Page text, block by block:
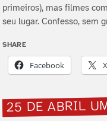
primeiros), mas filmes
seu lugar. Confesso, sem
SHARE
Facebook X
25 DE ABRIL